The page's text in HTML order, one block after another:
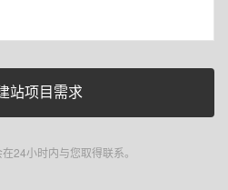
24小时内与您取得联系。